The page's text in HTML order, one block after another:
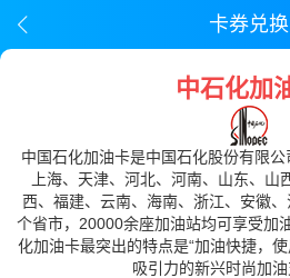
卡券兑换
中石化加
中国石化加油卡是中国石化股份有限公
上海、天津、河北、河南、山东、
西、福建、云南、海南、浙江、安徽
个省市，20000余座加油站均可享受加
化加油卡最突出的特点是“加油快捷，
吸引力的新兴时尚加油